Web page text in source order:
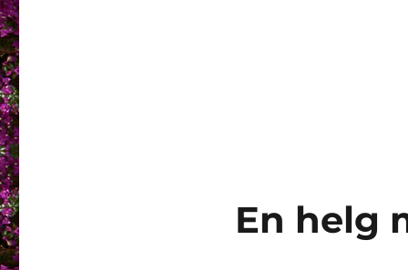
En helg